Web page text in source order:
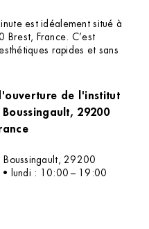
est idéalement situé à
Brest, France. C’est
rapides et sans
de l'institut
Boussingault, 29200
• lundi : 10:00 – 19:00